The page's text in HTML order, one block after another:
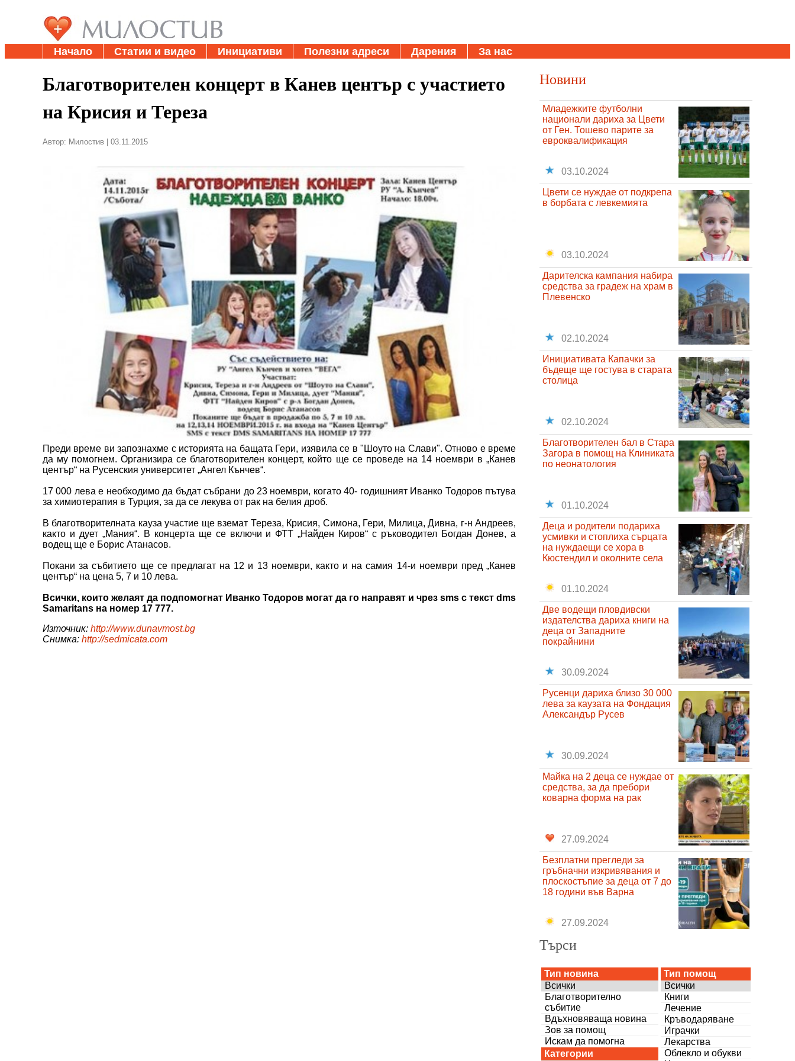
Начало Статии и видео Инициативи Полезни адреси Дарения За нас
Благотворителен концерт в Канев център с участието
на Крисия и Тереза
Автор: Милостив | 03.11.2015
Преди време ви запознахме с историята на бащата Гери, изявила се в "Шоуто на Слави". Отново е време
да му помогнем. Организира се благотворителен концерт, който ще се проведе на 14 ноември в „Канев
център“ на Русенския университет „Ангел Кънчев“.
17 000 лева е необходимо да бъдат събрани до 23 ноември, когато 40- годишният Иванко Тодоров пътува
за химиотерапия в Турция, за да се лекува от рак на белия дроб.
В благотворителната кауза участие ще вземат Тереза, Крисия, Симона, Гери, Милица, Дивна, г-н Андреев,
както и дует „Мания“. В концерта ще се включи и ФТТ „Найден Киров“ с ръководител Богдан Донев, а
водещ ще е Борис Атанасов.
Покани за събитието ще се предлагат на 12 и 13 ноември, както и на самия 14-и ноември пред „Канев
център“ на цена 5, 7 и 10 лева.
Всички, които желаят да подпомогнат Иванко Тодоров могат да го направят и чрез sms с текст dms
Samaritans на номер 17 777.
Източник: http://www.dunavmost.bg
Снимка: http://sedmicata.com
Новини
Младежките футболни
национали дариха за Цвети
от Ген. Тошево парите за
евроквалификация
03.10.2024
Цвети се нуждае от подкрепа
в борбата с левкемията
03.10.2024
Дарителска кампания набира
средства за градеж на храм в
Плевенско
02.10.2024
Инициативата Капачки за
бъдеще ще гостува в старата
столица
02.10.2024
Благотворителен бал в Стара
Загора в помощ на Клиниката
по неонатология
01.10.2024
Деца и родители подариха
усмивки и стоплиха сърцата
на нуждаещи се хора в
Кюстендил и околните села
01.10.2024
Две водещи пловдивски
издателства дариха книги на
деца от Западните
покрайнини
30.09.2024
Русенци дариха близо 30 000
лева за каузата на Фондация
Александър Русев
30.09.2024
Майка на 2 деца се нуждае от
средства, за да пребори
коварна форма на рак
27.09.2024
Безплатни прегледи за
гръбначни изкривявания и
плоскостъпие за деца от 7 до
18 години във Варна
27.09.2024
Търси
Тип новина
Всички
Благотворително
събитие
Вдъхновяваща новина
Зов за помощ
Искам да помогна
Категории
Тип помощ
Всички
Книги
Лечение
Кръводаряване
Играчки
Лекарства
Облекло и обукви